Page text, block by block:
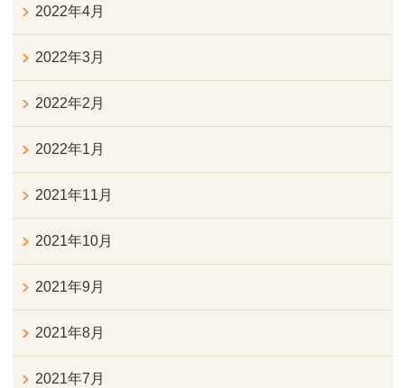
2022年4月
2022年3月
2022年2月
2022年1月
2021年11月
2021年10月
2021年9月
2021年8月
2021年7月